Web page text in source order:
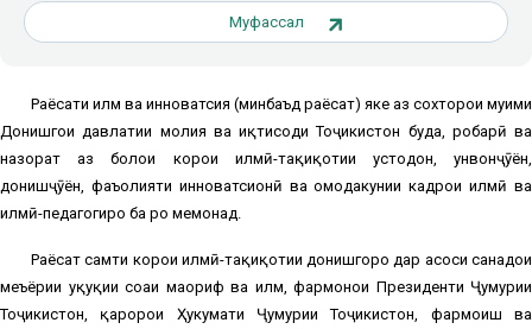
Муфассал
Раёсати илм ва инноватсия (минбаъд раёсат) яке аз сохторҳои муҳими
Донишгоҳи давлатии молия ва иқтисоди Тоҷикистон буда, роҳбарӣ ва
назорат аз болои корҳои илмӣ-таҳқиқотии устодон, унвонҷӯён,
донишҷӯён, фаъолияти инноватсионӣ ва омодакунии кадрҳои илмӣ ва
илмӣ-педагогиро ба роҳ мемонад.
Раёсат самти корҳои илмӣ-таҳқиқотии донишгоҳро дар асоси санадҳои
меъёрии ҳуқуқии соҳаи маориф ва илм, фармонҳои Президенти Ҷумҳурии
Тоҷикистон, қарорҳои Ҳукумати Ҷумҳурии Тоҷикистон, фармоиш ва